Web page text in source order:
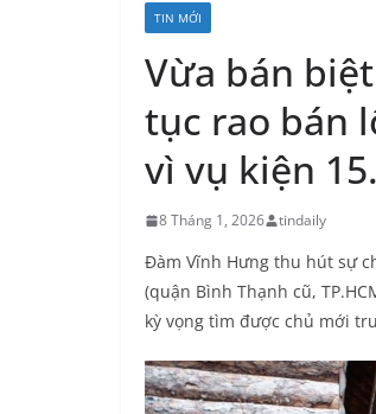
TIN MỚI
Vừa bán
tục rao bán
vì vụ kiện
8 Tháng 1, 2026 tindaily
Đàm Vĩnh Hưng thu hút sự
(quận Bình Thạnh cũ,
kỳ vọng tìm được chủ mới